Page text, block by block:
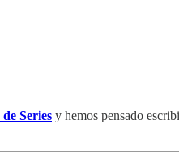
Series y hemos pensado